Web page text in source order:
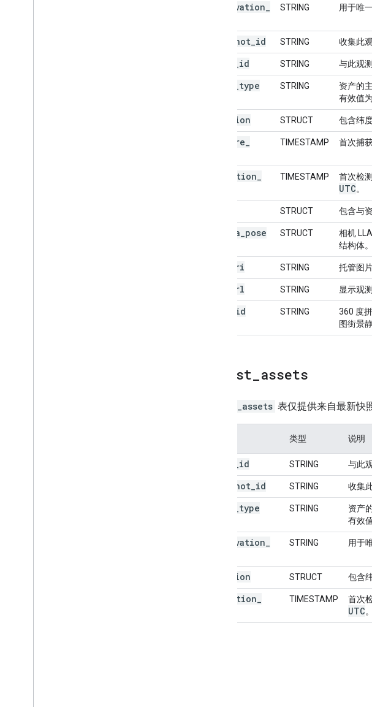
observation STRING 用于唯
snapshot id STRING 收集此
id STRING 与此观
type STRING
资产的
有效值为
location STRUCT 包含纬
capture TIMESTAMP 首次捕
detection TIMESTAMP 首次检
UTC。
STRUCT 包含与
camera pose STRUCT
相机
结构体。
uri STRING 托管图
url STRING 显示观
id STRING
360 度
图街景
latest assets
latest_assets 表仅提供来自最新快
类型 说明
id STRING 与此
snapshot id STRING 收集
type STRING
资产
有效
observation STRING 用于
location STRUCT 包含
detection TIMESTAMP 首次
UTC。